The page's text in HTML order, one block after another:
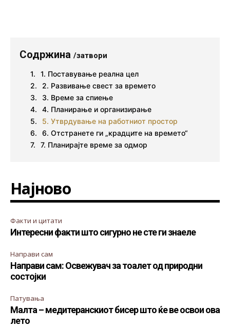
Содржина /затвори
1. Поставување реална цел
2. Развивање свест за времето
3. Време за спиење
4. Планирање и организирање
5. Утврдување на работниот простор
6. Отстранете ги „крадците на времето“
7. Планирајте време за одмор
Најново
Факти и цитати
Интересни факти што сигурно не сте ги знаеле
Направи сам
Направи сам: Освежувач за тоалет од природни
состојки
Патувања
Малта – медитеранскиот бисер што ќе ве освои ова
лето